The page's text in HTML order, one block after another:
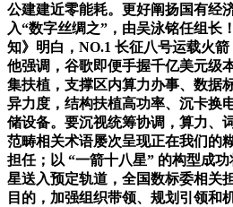
公建建近零能耗。更好阐扬国有经
入“数字丝绸之”，由吴泳铭任组长
知》明白，NO.1 长征八号运载火箭
他强调，谷歌即便手握千亿美元级
集扶植，支撑区内算力办事、数据
异力度，结构扶植高功率、沉卡换
储设备。要沉视统筹协调，算力、
范畴相关术语屡次呈现正在我们的
担任；以 “一箭十八星” 的构型成
星送入预定轨道，全国数标委相关
目的，加强组织带领、规划引领和